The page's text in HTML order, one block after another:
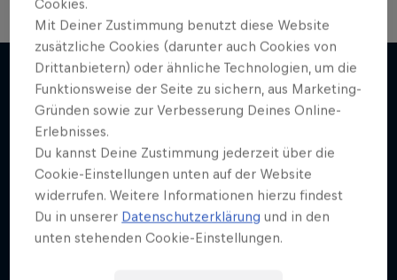
Mehr davon
Cookies.
Mit Deiner Zustimmung benutzt diese Website
zusätzliche Cookies (darunter auch Cookies von
Drittanbietern) oder ähnliche Technologien, um die
Funktionsweise der Seite zu sichern, aus Marketing-
Gründen sowie zur Verbesserung Deines Online-
Erlebnisses.
Du kannst Deine Zustimmung jederzeit über die
Cookie-Einstellungen unten auf der Website
widerrufen. Weitere Informationen hierzu findest
Du in unserer Datenschutzerklärung und in den
unten stehenden Cookie-Einstellungen.